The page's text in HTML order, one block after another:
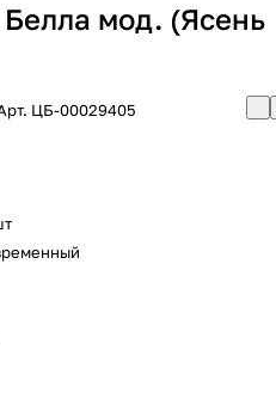
мод. (Ясень
ЦБ-00029405